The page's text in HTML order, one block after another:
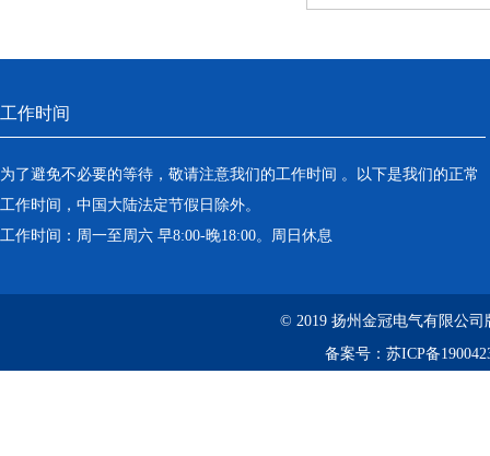
工作时间
为了避免不必要的等待，敬请注意我们的工作时间 。以下是我们的正常
工作时间，中国大陆法定节假日除外。
工作时间：周一至周六 早8:00-晚18:00。周日休息
© 2019 扬州金冠电气有限公司
备案号： 苏ICP备